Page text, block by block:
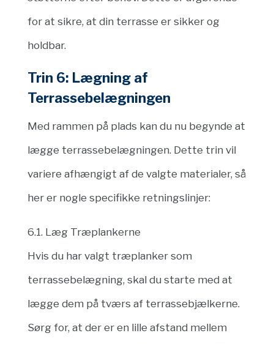
for at sikre, at din terrasse er sikker og
holdbar.
Trin 6: Lægning af
Terrassebelægningen
Med rammen på plads kan du nu begynde at
lægge terrassebelægningen. Dette trin vil
variere afhængigt af de valgte materialer, så
her er nogle specifikke retningslinjer:
6.1. Læg Træplankerne
Hvis du har valgt træplanker som
terrassebelægning, skal du starte med at
lægge dem på tværs af terrassebjælkerne.
Sørg for, at der er en lille afstand mellem